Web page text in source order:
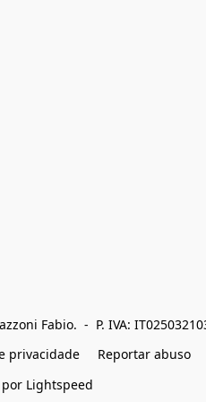
Fabio.  -  P. IVA:
privacidade
Reportar abuso
Lightspeed